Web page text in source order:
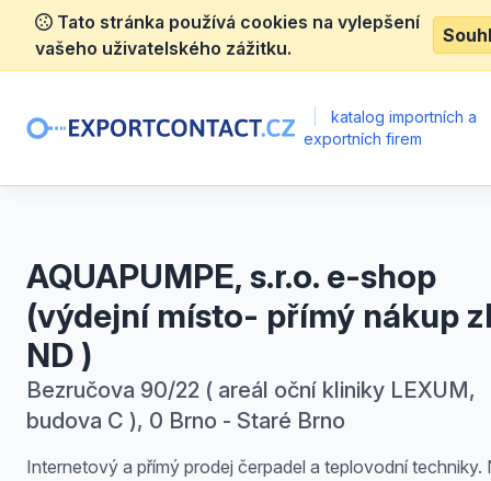
Tato stránka používá cookies na vylepšení
vašeho uživatelského zážitku.
katalog importních a
exportních firem
AQUAPUMPE, s.r.o. e-shop
(výdejní místo- přímý nákup
ND )
Bezručova 90/22 ( areál oční kliniky LEXUM,
budova C ), 0 Brno - Staré Brno
Internetový a přímý prodej čerpadel a teplovodní techniky.